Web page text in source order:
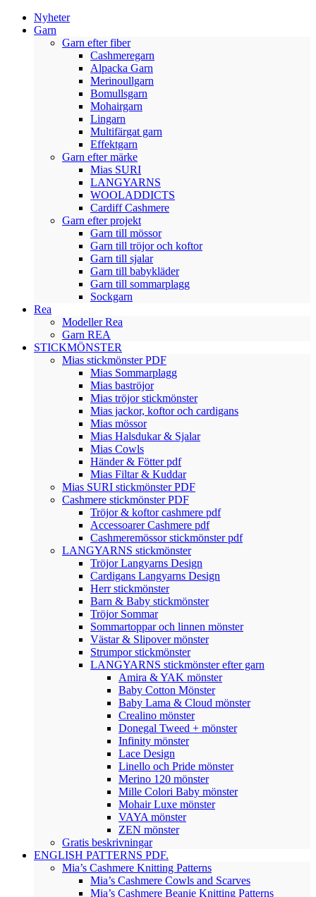
Nyheter
Garn
Garn efter fiber
Cashmeregarn
Alpacka Garn
Merinoullgarn
Bomullsgarn
Mohairgarn
Lingarn
Multifärgat garn
Effektgarn
Garn efter märke
Mias SURI
LANGYARNS
WOOLADDICTS
Cardiff Cashmere
Garn efter projekt
Garn till mössor
Garn till tröjor och koftor
Garn till sjalar
Garn till babykläder
Garn till sommarplagg
Sockgarn
Rea
Modeller Rea
Garn REA
STICKMÖNSTER
Mias stickmönster PDF
Mias Sommarplagg
Mias baströjor
Mias tröjor stickmönster
Mias jackor, koftor och cardigans
Mias mössor
Mias Halsdukar & Sjalar
Mias Cowls
Händer & Fötter pdf
Mias Filtar & Kuddar
Mias SURI stickmönster PDF
Cashmere stickmönster PDF
Tröjor & koftor cashmere pdf
Accessoarer Cashmere pdf
Cashmeremössor stickmönster pdf
LANGYARNS stickmönster
Tröjor Langyarns Design
Cardigans Langyarns Design
Herr stickmönster
Barn & Baby stickmönster
Tröjor Sommar
Sommartoppar och linnen mönster
Västar & Slipover mönster
Strumpor stickmönster
LANGYARNS stickmönster efter garn
Amira & YAK mönster
Baby Cotton Mönster
Baby Lama & Cloud mönster
Crealino mönster
Donegal Tweed + mönster
Infinity mönster
Lace Design
Linello och Pride mönster
Merino 120 mönster
Mille Colori Baby mönster
Mohair Luxe mönster
VAYA mönster
ZEN mönster
Gratis beskrivningar
ENGLISH PATTERNS PDF.
Mia’s Cashmere Knitting Patterns
Mia’s Cashmere Cowls and Scarves
Mia’s Cashmere Beanie Knitting Patterns